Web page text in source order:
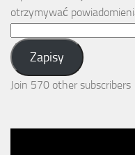
otrzymywać
Address:
Zapisy
Join 570 other subscribers